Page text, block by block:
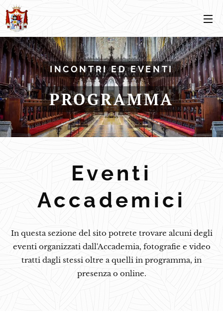
INCONTRI ED EVENTI
PROGRAMMA
Eventi
Accademici
In questa sezione del sito potrete trovare alcuni degli
eventi organizzati dall'Accademia, fotografie e video
tratti dagli stessi oltre a quelli in programma, in
presenza o online.